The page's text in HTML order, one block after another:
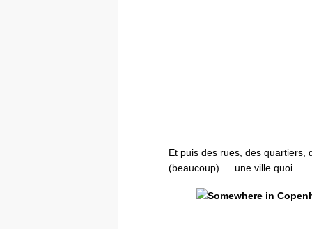
Et puis des rues, des quartiers,
(beaucoup) … une ville quoi